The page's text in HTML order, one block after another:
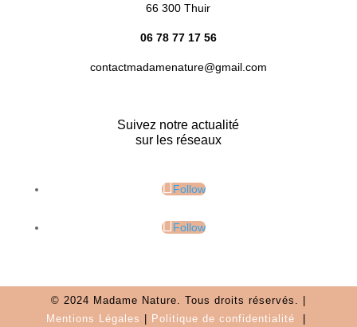
66 300 Thuir
06 78 77 17 56
contactmadamenature@gmail.com
Suivez notre actualité
sur les réseaux
Follow
Follow
© 2024 Madame Nature. Tous droits réservés. |
Mentions Légales
Politique de confidentialité